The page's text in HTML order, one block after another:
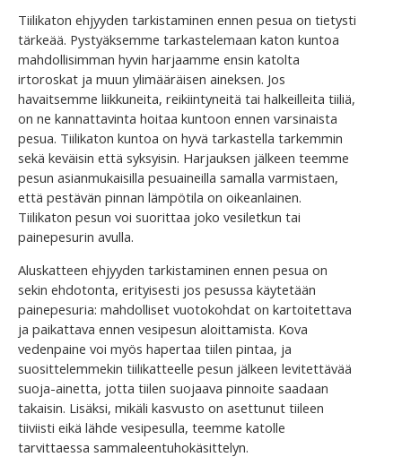
Tiilikaton ehjyyden tarkistaminen ennen pesua on tietysti
tärkeää. Pystyäksemme tarkastelemaan katon kuntoa
mahdollisimman hyvin harjaamme ensin katolta
irtoroskat ja muun ylimääräisen aineksen. Jos
havaitsemme liikkuneita, reikiintyneitä tai halkeilleita tiiliä,
on ne kannattavinta hoitaa kuntoon ennen varsinaista
pesua. Tiilikaton kuntoa on hyvä tarkastella tarkemmin
sekä keväisin että syksyisin. Harjauksen jälkeen teemme
pesun asianmukaisilla pesuaineilla samalla varmistaen,
että pestävän pinnan lämpötila on oikeanlainen.
Tiilikaton pesun voi suorittaa joko vesiletkun tai
painepesurin avulla.
Aluskatteen ehjyyden tarkistaminen ennen pesua on
sekin ehdotonta, erityisesti jos pesussa käytetään
painepesuria: mahdolliset vuotokohdat on kartoitettava
ja paikattava ennen vesipesun aloittamista. Kova
vedenpaine voi myös hapertaa tiilen pintaa, ja
suosittelemmekin tiilikatteelle pesun jälkeen levitettävää
suoja-ainetta, jotta tiilen suojaava pinnoite saadaan
takaisin. Lisäksi, mikäli kasvusto on asettunut tiileen
tiiviisti eikä lähde vesipesulla, teemme katolle
tarvittaessa sammaleentuhokäsittelyn.